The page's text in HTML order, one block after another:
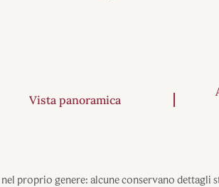
Vista panoramica
proprio genere: alcune conservano dettagli